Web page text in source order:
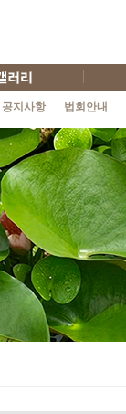
공지사항 법회안내